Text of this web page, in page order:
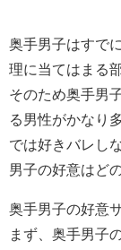
奥手男子はすで
理に当てはまる
そのため奥手男
る男性がかなり
では好きバレし
男子の好意はど
奥手男子の好意
まず、奥手男子